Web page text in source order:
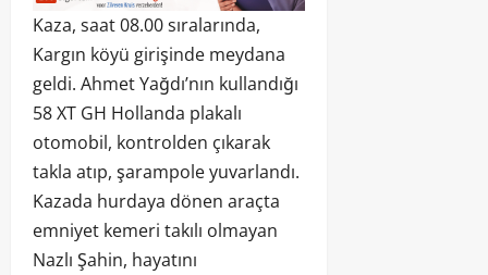
Kaza, saat 08.00 sıralarında,
Kargın köyü girişinde meydana
geldi. Ahmet Yağdı’nın kullandığı
58 XT GH Hollanda plakalı
otomobil, kontrolden çıkarak
takla atıp, şarampole yuvarlandı.
Kazada hurdaya dönen araçta
emniyet kemeri takılı olmayan
Nazlı Şahin, hayatını